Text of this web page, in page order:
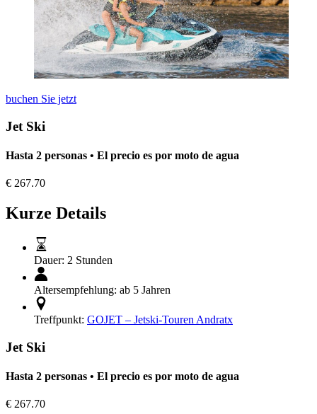
buchen Sie jetzt
Jet Ski
Hasta 2 personas • El precio es por moto de agua
€ 267.70
Kurze Details
Dauer: 2 Stunden
Altersempfehlung: ab 5 Jahren
Treffpunkt: GOJET – Jetski-Touren Andratx
Jet Ski
Hasta 2 personas • El precio es por moto de agua
€ 267.70